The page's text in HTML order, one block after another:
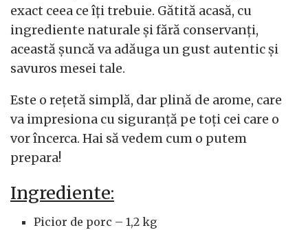
exact ceea ce îți trebuie. Gătită acasă, cu
ingrediente naturale și fără conservanți,
această șuncă va adăuga un gust autentic și
savuros mesei tale.
Este o rețetă simplă, dar plină de arome, care
va impresiona cu siguranță pe toți cei care o
vor încerca. Hai să vedem cum o putem
prepara!
Ingrediente:
Picior de porc – 1,2 kg